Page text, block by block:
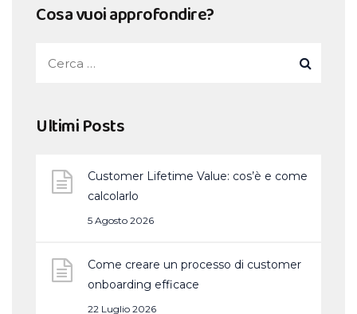
Cosa vuoi approfondire?
Ultimi Posts
Customer Lifetime Value: cos’è e come
calcolarlo
5 Agosto 2026
Come creare un processo di customer
onboarding efficace
22 Luglio 2026